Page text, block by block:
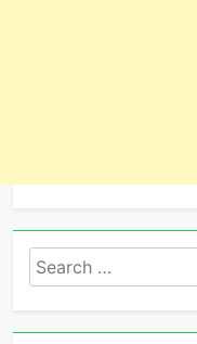
Search
for: